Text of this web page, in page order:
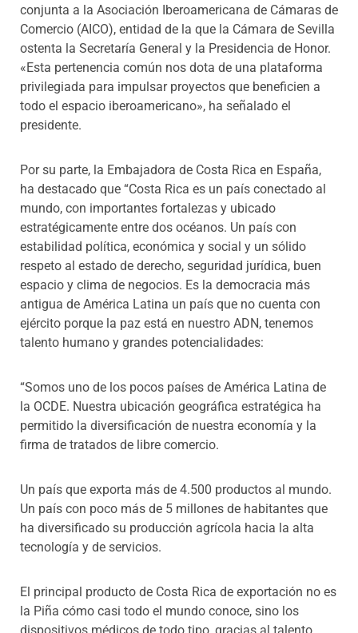
conjunta a la Asociación Iberoamericana de Cámaras de
Comercio (AICO), entidad de la que la Cámara de Sevilla
ostenta la Secretaría General y la Presidencia de Honor.
«Esta pertenencia común nos dota de una plataforma
privilegiada para impulsar proyectos que beneficien a
todo el espacio iberoamericano», ha señalado el
presidente.
Por su parte, la Embajadora de Costa Rica en España,
ha destacado que “Costa Rica es un país conectado al
mundo, con importantes fortalezas y ubicado
estratégicamente entre dos océanos. Un país con
estabilidad política, económica y social y un sólido
respeto al estado de derecho, seguridad jurídica, buen
espacio y clima de negocios. Es la democracia más
antigua de América Latina un país que no cuenta con
ejército porque la paz está en nuestro ADN, tenemos
talento humano y grandes potencialidades:
“Somos uno de los pocos países de América Latina de
la OCDE. Nuestra ubicación geográfica estratégica ha
permitido la diversificación de nuestra economía y la
firma de tratados de libre comercio.
Un país que exporta más de 4.500 productos al mundo.
Un país con poco más de 5 millones de habitantes que
ha diversificado su producción agrícola hacia la alta
tecnología y de servicios.
El principal producto de Costa Rica de exportación no es
la Piña cómo casi todo el mundo conoce, sino los